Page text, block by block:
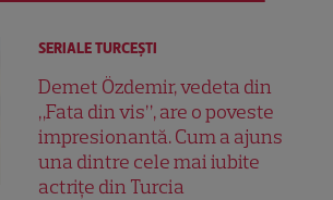
SERIALE TURCEŞTI
Demet Özdemir, vedeta din
„Fata din vis”, are o poveste
impresionantă. Cum a ajuns
una dintre cele mai iubite
actrițe din Turcia